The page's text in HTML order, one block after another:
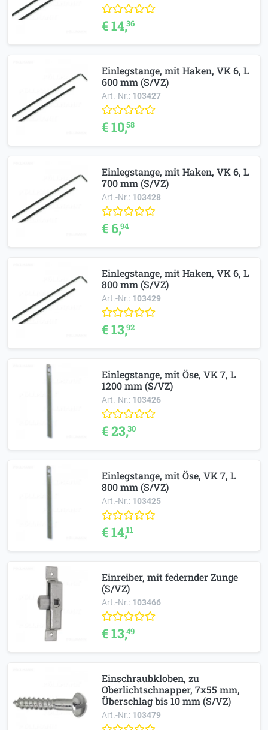
€ 14,36
Einlegstange, mit Haken, VK 6, L
600 mm (S/VZ)
Art.-Nr.: 103427
€ 10,58
Einlegstange, mit Haken, VK 6, L
700 mm (S/VZ)
Art.-Nr.: 103428
€ 6,94
Einlegstange, mit Haken, VK 6, L
800 mm (S/VZ)
Art.-Nr.: 103429
€ 13,92
Einlegstange, mit Öse, VK 7, L
1200 mm (S/VZ)
Art.-Nr.: 103426
€ 23,30
Einlegstange, mit Öse, VK 7, L
800 mm (S/VZ)
Art.-Nr.: 103425
€ 14,11
Einreiber, mit federnder Zunge
(S/VZ)
Art.-Nr.: 103466
€ 13,49
Einschraubkloben, zu
Oberlichtschnapper, 7x55 mm,
Überschlag bis 10 mm (S/VZ)
Art.-Nr.: 103479